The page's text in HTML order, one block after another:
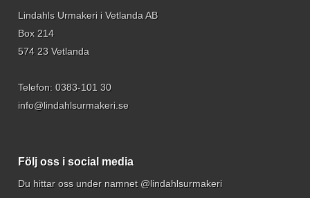
Lindahls Urmakeri i Vetlanda AB
Box 214
574 23 Vetlanda
Telefon: 0383-101 30
info@lindahlsurmakeri.se
Följ oss i social media
Du hittar oss under namnet @lindahlsurmakeri